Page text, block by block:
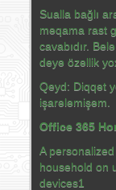
Sualla bağlı
məqama rast
cavabıdır.
deyə özəllik
Qeyd: Diqqət
işarələmişəm.
Office 365
A
household on
devices1